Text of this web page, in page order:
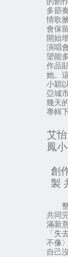
多節
情歌
會保
開始
演唱
望能
作品
她。
小穎
亞城
幾天
專輯
艾
鳳
創
製
整
共同
滿新
「失
不像〉
自己